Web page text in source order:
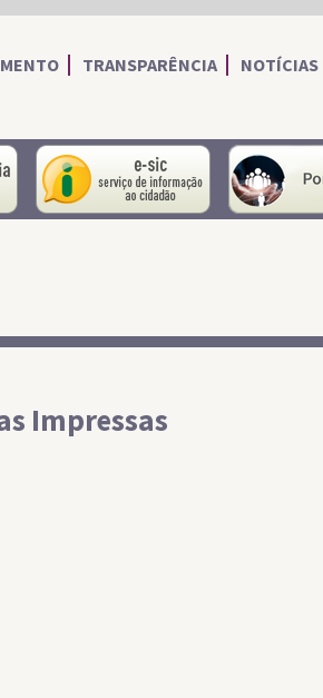
TRANSPARÊNCIA NOTÍCIAS
portal da transparência Serviço de
Impressas